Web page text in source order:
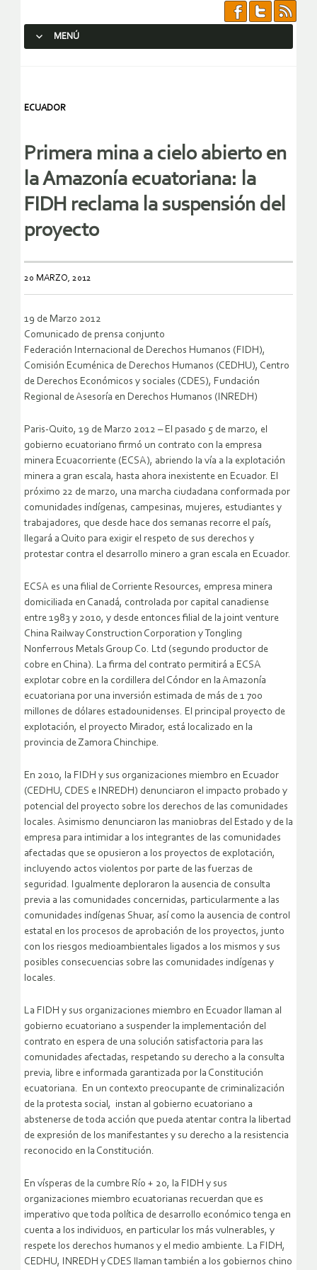
MENÚ
ECUADOR
Primera mina a cielo abierto en
la Amazonía ecuatoriana: la
FIDH reclama la suspensión del
proyecto
20 MARZO, 2012
19 de Marzo 2012
Comunicado de prensa conjunto
Federación Internacional de Derechos Humanos (FIDH),
Comisión Ecuménica de Derechos Humanos (CEDHU), Centro
de Derechos Económicos y sociales (CDES), Fundación
Regional de Asesoría en Derechos Humanos (INREDH)
Paris-Quito, 19 de Marzo 2012 – El pasado 5 de marzo, el
gobierno ecuatoriano firmó un contrato con la empresa
minera Ecuacorriente (ECSA), abriendo la vía a la explotación
minera a gran escala, hasta ahora inexistente en Ecuador. El
próximo 22 de marzo, una marcha ciudadana conformada por
comunidades indígenas, campesinas, mujeres, estudiantes y
trabajadores, que desde hace dos semanas recorre el país,
llegará a Quito para exigir el respeto de sus derechos y
protestar contra el desarrollo minero a gran escala en Ecuador.
ECSA es una filial de Corriente Resources, empresa minera
domiciliada en Canadá, controlada por capital canadiense
entre 1983 y 2010, y desde entonces filial de la joint venture
China Railway Construction Corporation y Tongling
Nonferrous Metals Group Co. Ltd (segundo productor de
cobre en China). La firma del contrato permitirá a ECSA
explotar cobre en la cordillera del Cóndor en la Amazonía
ecuatoriana por una inversión estimada de más de 1 700
millones de dólares estadounidenses. El principal proyecto de
explotación, el proyecto Mirador, está localizado en la
provincia de Zamora Chinchipe.
En 2010, la FIDH y sus organizaciones miembro en Ecuador
(CEDHU, CDES e INREDH) denunciaron el impacto probado y
potencial del proyecto sobre los derechos de las comunidades
locales. Asimismo denunciaron las maniobras del Estado y de la
empresa para intimidar a los integrantes de las comunidades
afectadas que se opusieron a los proyectos de explotación,
incluyendo actos violentos por parte de las fuerzas de
seguridad. Igualmente deploraron la ausencia de consulta
previa a las comunidades concernidas, particularmente a las
comunidades indígenas Shuar, así como la ausencia de control
estatal en los procesos de aprobación de los proyectos, junto
con los riesgos medioambientales ligados a los mismos y sus
posibles consecuencias sobre las comunidades indígenas y
locales.
La FIDH y sus organizaciones miembro en Ecuador llaman al
gobierno ecuatoriano a suspender la implementación del
contrato en espera de una solución satisfactoria para las
comunidades afectadas, respetando su derecho a la consulta
previa, libre e informada garantizada por la Constitución
ecuatoriana. En un contexto preocupante de criminalización
de la protesta social, instan al gobierno ecuatoriano a
abstenerse de toda acción que pueda atentar contra la libertad
de expresión de los manifestantes y su derecho a la resistencia
reconocido en la Constitución.
En vísperas de la cumbre Río + 20, la FIDH y sus
organizaciones miembro ecuatorianas recuerdan que es
imperativo que toda política de desarrollo económico tenga en
cuenta a los individuos, en particular los más vulnerables, y
respete los derechos humanos y el medio ambiente. La FIDH,
CEDHU, INREDH y CDES llaman también a los gobiernos chino